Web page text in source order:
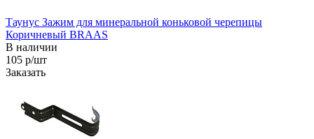
Таунус Зажим для минеральной коньковой черепицы
Коричневый BRAAS
В наличии
105 р/шт
Заказать